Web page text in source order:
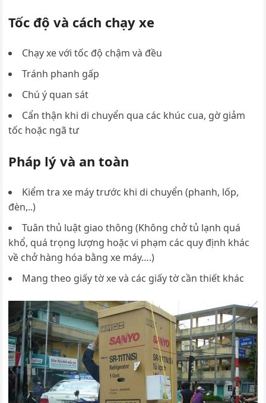
Tốc độ và cách chạy xe
Chạy xe với tốc độ chậm và đều
Tránh phanh gấp
Chú ý quan sát
Cẩn thận khi di chuyển qua các khúc cua, gờ giảm
tốc hoặc ngã tư
Pháp lý và an toàn
Kiểm tra xe máy trước khi di chuyển (phanh, lốp,
đèn,..)
Tuân thủ luật giao thông (Không chở tủ lạnh quá
khổ, quá trọng lượng hoặc vi phạm các quy định khác
về chở hàng hóa bằng xe máy….)
Mang theo giấy tờ xe và các giấy tờ cần thiết khác